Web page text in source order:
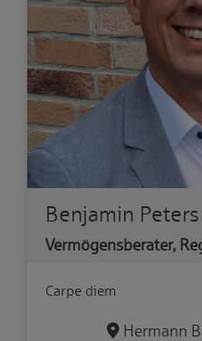
Benjamin Peters
Vermögensberater,
Carpe diem
Hermann